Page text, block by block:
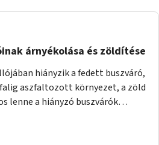
árnyékolása és zöldítése
hiányzik a fedett buszváró,
aszfaltozott környezet, a zöld
lenne a hiányzó buszvárók